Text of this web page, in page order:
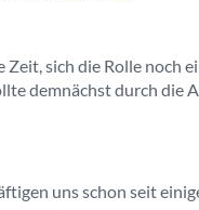
sich die Rolle noch
demnächst durch die
uns schon seit